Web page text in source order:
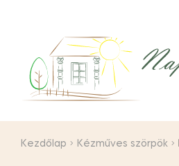
Kezdőlap Kézműves szörpök